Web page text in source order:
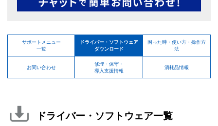
サポートメニュー
一覧
ドライバー・ソフトウェア
ダウンロード
困った時・使い方・操作方
法
お問い合わせ
修理・保守・
導入支援情報
消耗品情報
ドライバー・ソフトウェア一覧